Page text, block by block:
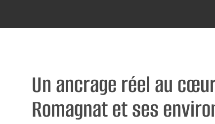
Un ancrage réel au
Romagnat et ses